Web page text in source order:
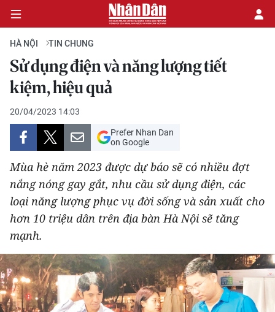
CHÍNH TRỊ
KINH TẾ
VĂN HÓA
XÃ HỘI
PHÁP LUẬT
DU LỊCH
THẾ GIỚI
THỂ THAO
HÀ NỘI TIN CHUNG
Sử dụng điện và năng lượng tiết
kiệm, hiệu quả
20/04/2023 14:03
Prefer Nhan Dan
on Google
Mùa hè năm 2023 được dự báo sẽ có nhiều đợt
nắng nóng gay gắt, nhu cầu sử dụng điện, các
loại năng lượng phục vụ đời sống và sản xuất cho
hơn 10 triệu dân trên địa bàn Hà Nội sẽ tăng
mạnh.